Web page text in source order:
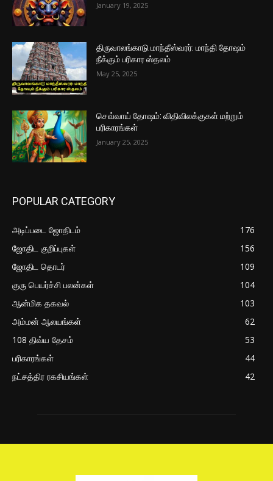
January 19, 2025
திருவாலங்காடு மாந்தீஸ்வரர்: மாந்தி தோஷம்
நீக்கும் பரிகார ஸ்தலம்
May 25, 2025
செவ்வாய் தோஷம்: விதிவிலக்குகள் மற்றும்
பரிகாரங்கள்
January 25, 2025
POPULAR CATEGORY
அடிப்படை ஜோதிடம்
176
ஜோதிட குறிப்புகள்
156
ஜோதிட தொடர்
109
குரு பெயர்ச்சி பலன்கள்
104
ஆன்மிக தகவல்
103
அம்மன் ஆலயங்கள்
62
108 திவ்ய தேசம்
53
பரிகாரங்கள்
44
நட்சத்திர ரகசியங்கள்
42